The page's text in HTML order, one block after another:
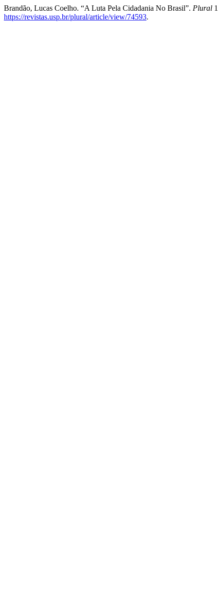
Brandão, Lucas Coelho. “A Luta Pela Cidadania No Brasil”. Plural
https://revistas.usp.br/plural/article/view/74593.